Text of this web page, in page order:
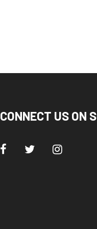
CONNECT US ON